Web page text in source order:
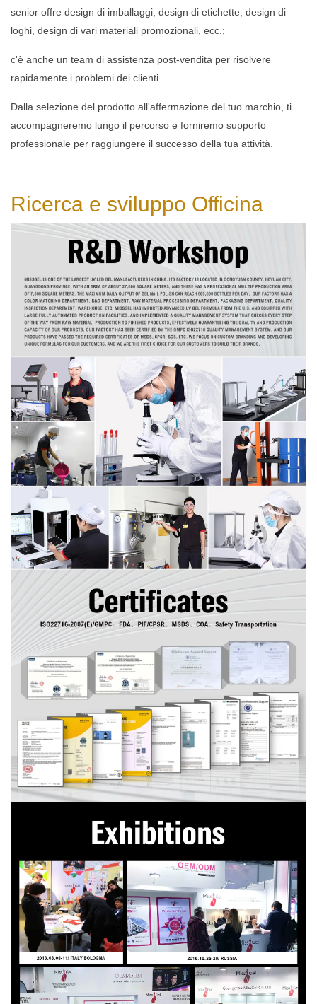
senior offre design di imballaggi, design di etichette, design di
loghi, design di vari materiali promozionali, ecc.;
c'è anche un team di assistenza post-vendita per risolvere
rapidamente i problemi dei clienti.
Dalla selezione del prodotto all'affermazione del tuo marchio, ti
accompagneremo lungo il percorso e forniremo supporto
professionale per raggiungere il successo della tua attività.
Ricerca e sviluppo Officina